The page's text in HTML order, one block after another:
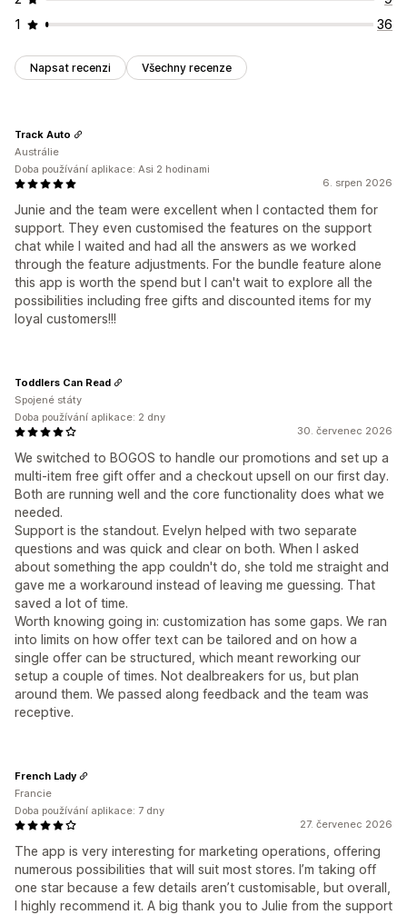
1
36
Napsat recenzi Všechny recenze
6. srpen 2026
Junie and the team were excellent when I contacted them for
support. They even customised the features on the support
chat while I waited and had all the answers as we worked
through the feature adjustments. For the bundle feature alone
this app is worth the spend but I can't wait to explore all the
possibilities including free gifts and discounted items for my
loyal customers!!!
Track Auto
Austrálie
Doba používání aplikace: Asi 2 hodinami
30. červenec 2026
We switched to BOGOS to handle our promotions and set up a
multi-item free gift offer and a checkout upsell on our first day.
Both are running well and the core functionality does what we
needed.
Support is the standout. Evelyn helped with two separate
questions and was quick and clear on both. When I asked
about something the app couldn't do, she told me straight and
gave me a workaround instead of leaving me guessing. That
saved a lot of time.
Worth knowing going in: customization has some gaps. We ran
into limits on how offer text can be tailored and on how a
single offer can be structured, which meant reworking our
setup a couple of times. Not dealbreakers for us, but plan
around them. We passed along feedback and the team was
receptive.
Toddlers Can Read
Spojené státy
Doba používání aplikace: 2 dny
27. červenec 2026
The app is very interesting for marketing operations, offering
numerous possibilities that will suit most stores. I’m taking off
one star because a few details aren’t customisable, but overall,
I highly recommend it. A big thank you to Julie from the support
French Lady
Francie
Doba používání aplikace: 7 dny